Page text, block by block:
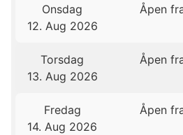
Onsdag
12. Aug 2026
Åpen
Torsdag
13. Aug 2026
Åpen
Fredag
14. Aug 2026
Åpen